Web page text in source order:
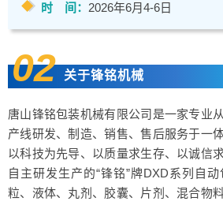
时 间： 2026年6月4-6日
02 关于锋铭机械
唐山锋铭包装机械有限公司是一家专业
产线研发、制造、销售、售后服务于一
以科技为先导、以质量求生存、以诚信
自主研发生产的“锋铭”牌DXD系列自
粒、液体、丸剂、胶囊、片剂、混合物